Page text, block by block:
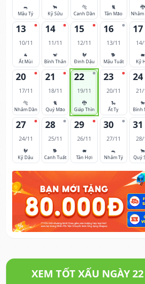
🐀
Mậu Tý
🐂
Kỷ Sửu
🐅
Canh Dần
🐈
Tân Mão
🐉
Nhâm
13
10/11
🐐
Ất Mùi
14
11/11
🐒
Bính Thân
15
12/11
🐓
Đinh Dậu
16
13/11
🐕
Mậu Tuất
17
14/
🐖
Kỷ
20
17/11
🐅
Nhâm Dần
21
18/11
🐈
Quý Mão
22
19/11
🐉
Giáp Thìn
23
20/11
🐍
Ất Tỵ
24
21/
🐎
Bính
27
24/11
🐓
Kỷ Dậu
28
25/11
🐕
Canh Tuất
29
26/11
🐖
Tân Hợi
30
27/11
🐀
Nhâm Tý
31
28/
🐂
Quý
XEM TỐT XẤU NGÀY